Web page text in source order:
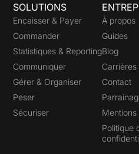
SOLUTIONS
Encaisser & Payer
Commander
Statistiques & Reporting
Communiquer
Gérer & Organiser
Peser
Sécuriser
À propos
Guides
Blog
Carrières
Contact
Mentions
Politique